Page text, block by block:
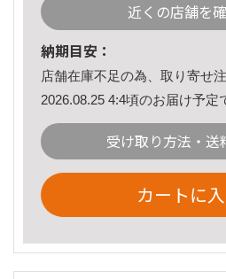
近くの店舗を
納期目安：
店舗在庫不足の為、取り寄せ
2026.08.25 4:4頃のお届け予定
受け取り方法・送
カートに